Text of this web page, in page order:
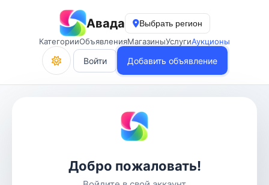
Авада
Выбрать регион
КатегорииОбъявленияМагазиныУслугиАукционы
Войти Добавить объявление
Добро пожаловать!